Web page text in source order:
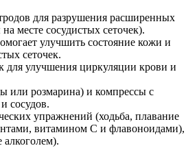
для разрушения расширенных
месте сосудистых сеточек).
улучшить состояние кожи и
сеточек.
улучшения циркуляции крови и
или розмарина) и компрессы с
сосудов.
упражнений (ходьба, плавание
витамином C и флавоноидами),
алкоголем).